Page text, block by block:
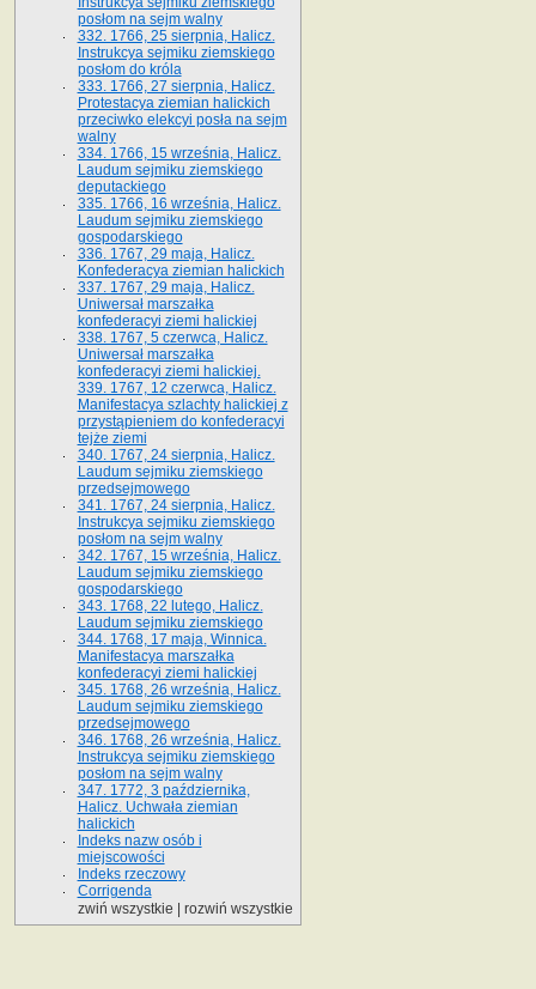
posłom na sejm walny
332. 1766, 25 sierpnia, Halicz.
Instrukcya sejmiku ziemskiego
posłom do króla
333. 1766, 27 sierpnia, Halicz.
Protestacya ziemian halickich
przeciwko elekcyi posła na sejm
walny
334. 1766, 15 września, Halicz.
Laudum sejmiku ziemskiego
deputackiego
335. 1766, 16 września, Halicz.
Laudum sejmiku ziemskiego
gospodarskiego
336. 1767, 29 maja, Halicz.
Konfederacya ziemian halickich
337. 1767, 29 maja, Halicz.
Uniwersał marszałka
konfederacyi ziemi halickiej
338. 1767, 5 czerwca, Halicz.
Uniwersał marszałka
konfederacyi ziemi halickiej.
339. 1767, 12 czerwca, Halicz.
Manifestacya szlachty halickiej z
przystąpieniem do konfederacyi
tejże ziemi
340. 1767, 24 sierpnia, Halicz.
Laudum sejmiku ziemskiego
przedsejmowego
341. 1767, 24 sierpnia, Halicz.
Instrukcya sejmiku ziemskiego
posłom na sejm walny
342. 1767, 15 września, Halicz.
Laudum sejmiku ziemskiego
gospodarskiego
343. 1768, 22 lutego, Halicz.
Laudum sejmiku ziemskiego
344. 1768, 17 maja, Winnica.
Manifestacya marszałka
konfederacyi ziemi halickiej
345. 1768, 26 września, Halicz.
Laudum sejmiku ziemskiego
przedsejmowego
346. 1768, 26 września, Halicz.
Instrukcya sejmiku ziemskiego
posłom na sejm walny
347. 1772, 3 października,
Halicz. Uchwała ziemian
halickich
Indeks nazw osób i
miejscowości
Indeks rzeczowy
Corrigenda
zwiń wszystkie
rozwiń wszystkie